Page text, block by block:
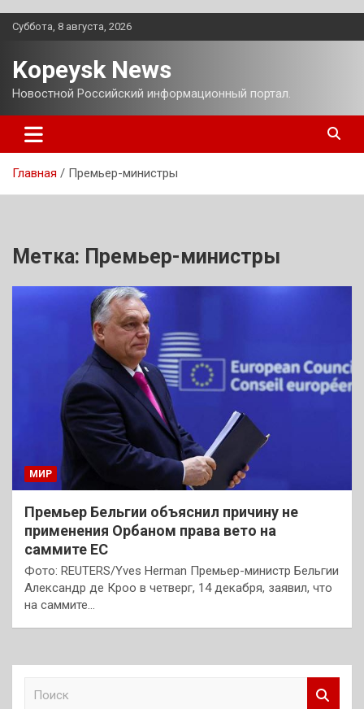
Перейти
Суббота, 8 августа, 2026
Kopeysk News
Новостной Российский информационный портал.
Главная Премьер-министры
Метка: Премьер-министры
МИР
Премьер Бельгии объяснил причину не
применения Орбаном права вето на
саммите ЕС
Фото: REUTERS/Yves Herman Премьер-министр Бельгии
Александр де Кроо в четверг, 14 декабря, заявил, что
на саммите…